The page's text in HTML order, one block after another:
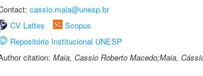
cassio.maia@unesp.br
CV Lattes
Scopus
Repositório Institucional UNESP
citation: Maia, Cassio Roberto Macedo;Maia,